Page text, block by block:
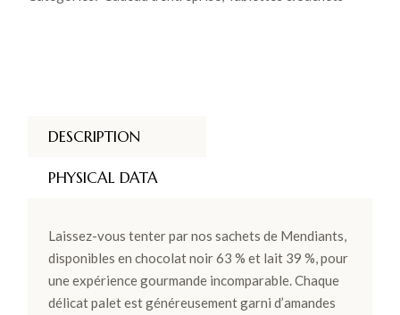
DESCRIPTION
PHYSICAL DATA
Laissez-vous tenter par nos sachets de Mendiants,
disponibles en chocolat noir 63 % et lait 39 %, pour
une expérience gourmande incomparable. Chaque
délicat palet est généreusement garni d’amandes